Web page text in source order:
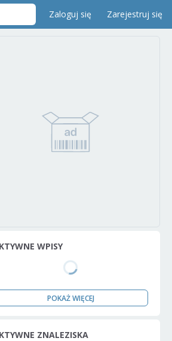
Zaloguj się Zarejestruj się
WPISY
POKAŻ WIĘCEJ
ZNALEZISKA